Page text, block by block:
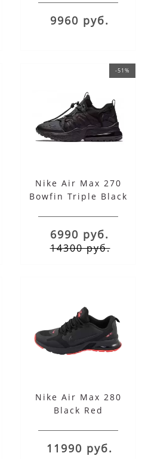
9960 руб.
-51%
Nike Air Max 270
Bowfin Triple Black
6990 руб.
14300 руб.
Nike Air Max 280
Black Red
11990 руб.